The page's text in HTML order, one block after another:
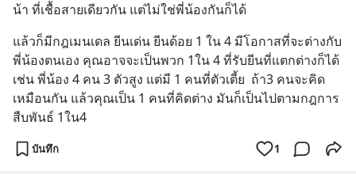
น้า ที่เชื้อสายเดียวกัน แต่ไม่ใช่พี่น้องกันก็ได้
แล้วก็มีกฎเมนเดล ยีนเด่น ยีนด้อย 1 ใน 4 มีโอกาสที่จะต่างกับ
พี่น้องตนเอง คุณอาจจะเป็นพวก 1ใน 4 ที่รับยีนที่แตกต่างก็ได้
เช่น พี่น้อง 4 คน 3 ตัวสูง แต่มี 1 คนที่ตัวเตี้ย  ถ้า3 คนจะคิด
เหมือนกัน แล้วคุณเป็น 1 คนที่คิดต่าง มันก็เป็นไปตามกฎการ
สืบพันธ์ 1ใน4
บันทึก 1